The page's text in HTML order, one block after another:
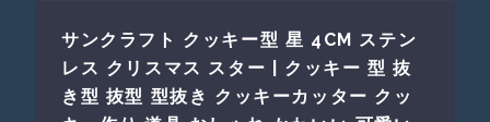
サンクラフト クッキー型 星 4CM ステン
レス クリスマス スター | クッキー 型 抜
き型 抜型 型抜き クッキーカッター クッ